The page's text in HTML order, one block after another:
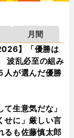
月間
】「優勝は
波乱必至の組み
人が選んだ優勝
て生意気だな」
せに」厳しい言
るも佐藤慎太郎